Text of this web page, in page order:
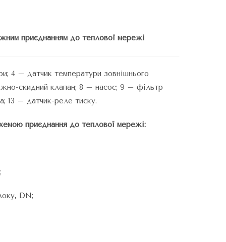
приєднанням до теплової мережі
4 – датчик температури зовнішнього
скидний клапан; 8 – насос; 9 – фільтр
13 – датчик-реле тиску.
приєднання до теплової мережі:
DN;